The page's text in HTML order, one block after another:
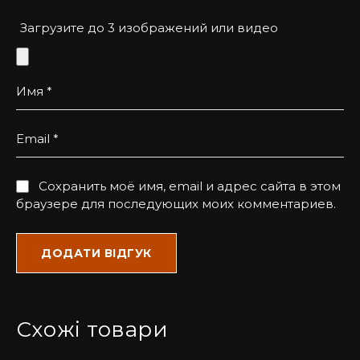
висоті, як і ви.
Загрузите до 3 изображений или видео
Имя *
Email *
Сохранить моё имя, email и адрес сайта в этом
браузере для последующих моих комментариев.
Схожі товари